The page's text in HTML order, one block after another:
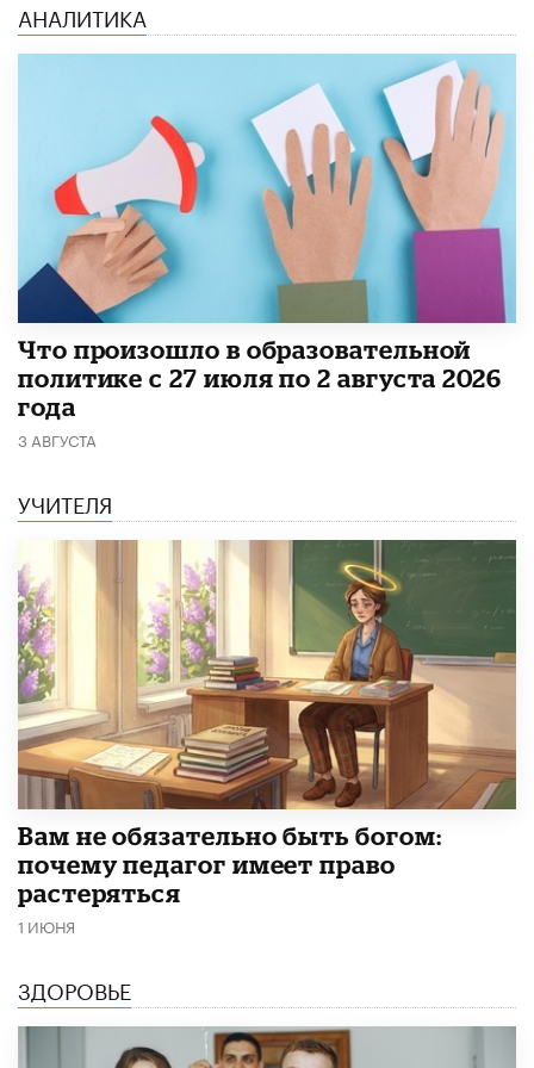
АНАЛИТИКА
​Что произошло в образовательной
политике с 27 июля по 2 августа 2026
года
3 АВГУСТА
УЧИТЕЛЯ
​Вам не обязательно быть богом:
почему педагог имеет право
растеряться
1 ИЮНЯ
ЗДОРОВЬЕ